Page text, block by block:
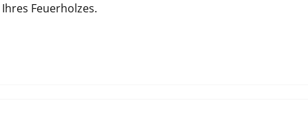
Feuerholzes.